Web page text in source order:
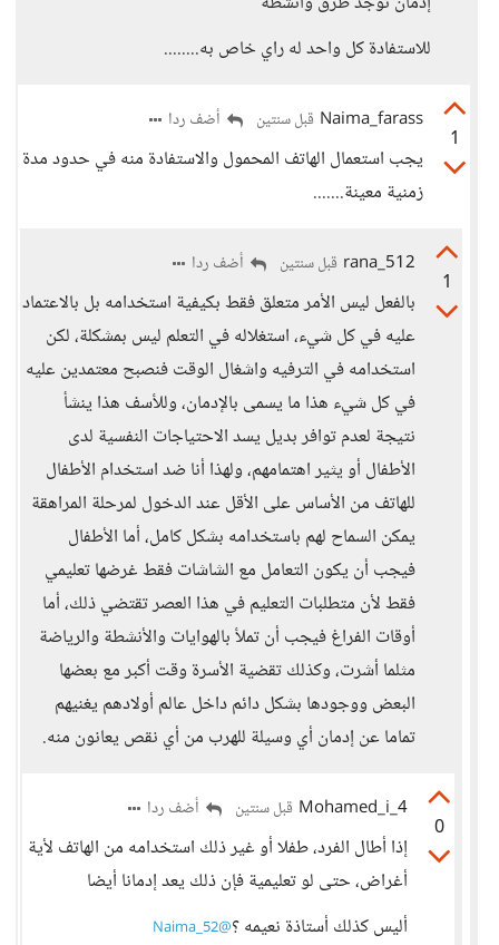
للاستفادة كل واحد له راي خاص به........
1
Naima_farass قبل سنتين أضف ردا
يجب استعمال الهاتف المحمول والاستفادة منه في حدود مدة
زمنية معينة.......
1
rana_512 قبل سنتين أضف ردا
بالفعل ليس الأمر متعلق فقط بكيفية استخدامه بل بالاعتماد
عليه في كل شيء، استغلاله في التعلم ليس بمشكلة، لكن
استخدامه في الترفيه واشغال الوقت فنصبح معتمدين عليه
في كل شيء هذا ما يسمى بالإدمان، وللأسف هذا ينشأ
نتيجة لعدم توافر بديل يسد الاحتياجات النفسية لدى
الأطفال أو يثير اهتمامهم، ولهذا أنا ضد استخدام الأطفال
للهاتف من الأساس على الأقل عند الدخول لمرحلة المراهقة
يمكن السماح لهم باستخدامه بشكل كامل، أما الأطفال
فيجب أن يكون التعامل مع الشاشات فقط غرضها تعليمي
فقط لأن متطلبات التعليم في هذا العصر تقتضي ذلك، أما
أوقات الفراغ فيجب أن تملأ بالهوايات والأنشطة والرياضة
مثلما أشرت، وكذلك تقضية الأسرة وقت أكبر مع بعضها
البعض ووجودها بشكل دائم داخل عالم أولادهم يغنيهم
تماما عن إدمان أي وسيلة للهرب من أي نقص يعانون منه.
0
Mohamed_i_4 قبل سنتين أضف ردا
إذا أطال الفرد، طفلا أو غير ذلك استخدامه من الهاتف لأية
أغراض، حتى لو تعليمية فإن ذلك يعد إدمانا أيضا
أليس كذلك أستاذة نعيمه ؟@Naima_52